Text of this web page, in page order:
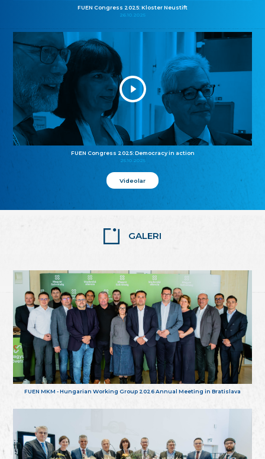
FUEN Congress 2025: Kloster Neustift
26.10.2025
FUEN Congress 2025: Democracy in action
25.10.2025
Videolar
GALERI
FUEN MKM - Hungarian Working Group 2026 Annual Meeting in Bratislava